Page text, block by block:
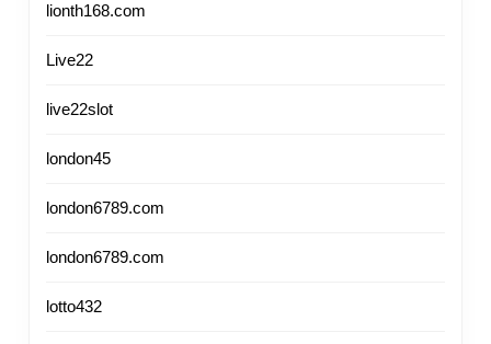
lionth168.com
Live22
live22slot
london45
london6789.com
london6789.com
lotto432